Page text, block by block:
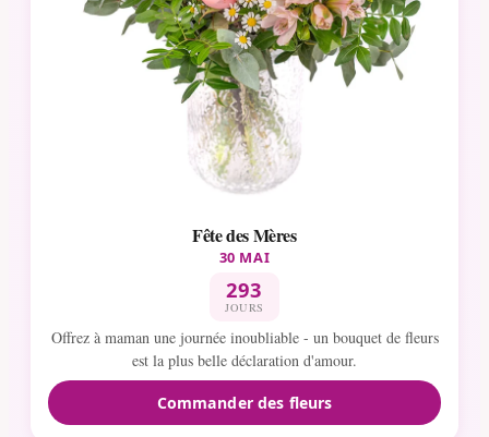
Fête des Mères
30 MAI
293
JOURS
Offrez à maman une journée inoubliable - un bouquet de fleurs
est la plus belle déclaration d'amour.
Commander des fleurs